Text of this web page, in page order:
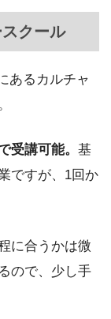
クール
あるカルチャ
受講可能。 基
ですが、1回か
に合うかは微
ので、少し手